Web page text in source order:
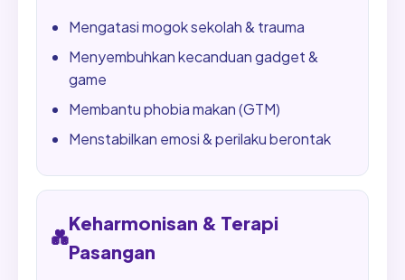
Mengatasi mogok sekolah & trauma
Menyembuhkan kecanduan gadget &
game
Membantu phobia makan (GTM)
Menstabilkan emosi & perilaku berontak
💑
Keharmonisan & Terapi
Pasangan